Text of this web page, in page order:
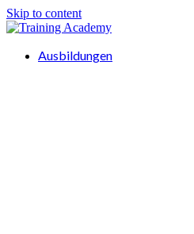
Skip to content
Ausbildungen